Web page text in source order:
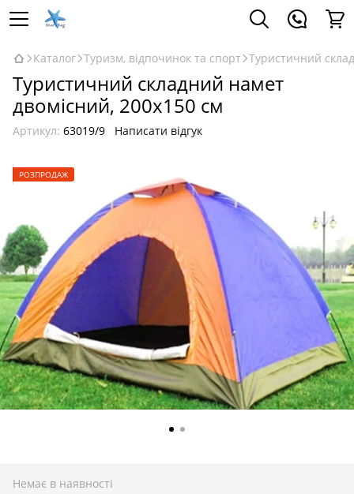
Каталог Туризм, відпочинок та спорт Туристичний
Туристичний складний намет
двомісний, 200x150 см
Артикул: 63019/9 Написати відгук
РОЗПРОДАЖ
Немає в наявності